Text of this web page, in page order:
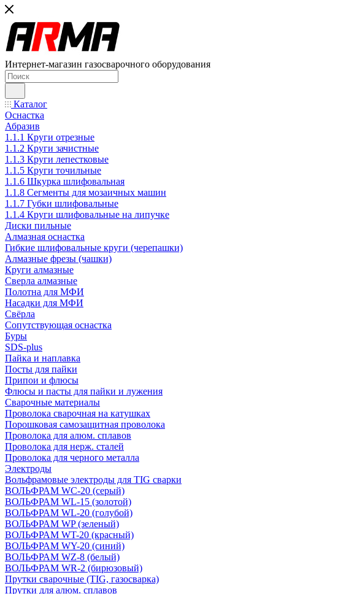
Интернет-магазин газосварочного оборудования
Каталог
Оснастка
Абразив
1.1.1 Круги отрезные
1.1.2 Круги зачистные
1.1.3 Круги лепестковые
1.1.5 Круги точильные
1.1.6 Шкурка шлифовальная
1.1.8 Сегменты для мозаичных машин
1.1.7 Губки шлифовальные
1.1.4 Круги шлифовальные на липучке
Диски пильные
Алмазная оснастка
Гибкие шлифовальные круги (черепашки)
Алмазные фрезы (чашки)
Круги алмазные
Сверла алмазные
Полотна для МФИ
Насадки для МФИ
Свёрла
Сопутствующая оснастка
Буры
SDS-plus
Пайка и наплавка
Посты для пайки
Припои и флюсы
Флюсы и пасты для пайки и лужения
Сварочные материалы
Проволока сварочная на катушках
Порошковая самозащитная проволока
Проволока для алюм. сплавов
Проволока для нерж. сталей
Проволока для черного металла
Электроды
Вольфрамовые электроды для TIG сварки
ВОЛЬФРАМ WC-20 (серый)
ВОЛЬФРАМ WL-15 (золотой)
ВОЛЬФРАМ WL-20 (голубой)
ВОЛЬФРАМ WP (зеленый)
ВОЛЬФРАМ WT-20 (красный)
ВОЛЬФРАМ WY-20 (синий)
ВОЛЬФРАМ WZ-8 (белый)
ВОЛЬФРАМ WR-2 (бирюзовый)
Прутки сварочные (TIG, газосварка)
Прутки для алюм. сплавов